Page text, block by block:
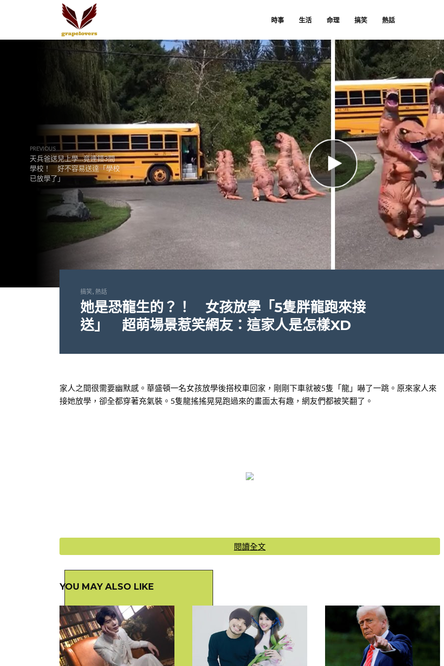
時事 生活 命理 搞笑 熱話
PREVIOUS
天兵爸送兒上學…竟連錯3間
學校！ 好不容易送達「學校
已放學了」
搞笑, 熱話
她是恐龍生的？！ 女孩放學「5隻胖龍跑來接
送」 超萌場景惹笑網友：這家人是怎樣XD
家人之間很需要幽默感。華盛頓一名女孩放學後搭校車回家，剛剛下車就被5隻「龍」嚇了一跳。原來家人來
接她放學，卻全都穿著充氣裝。5隻龍搖搖晃晃跑過來的畫面太有趣，網友們都被笑翻了。
閱讀全文
YOU MAY ALSO LIKE